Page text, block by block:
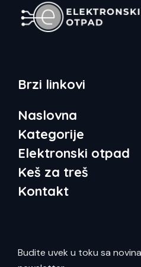
Brzi linkovi
Naslovna
Kategorije
Elektronski otpad
Keš za treš
Kontakt
Budite uvek u toku sa